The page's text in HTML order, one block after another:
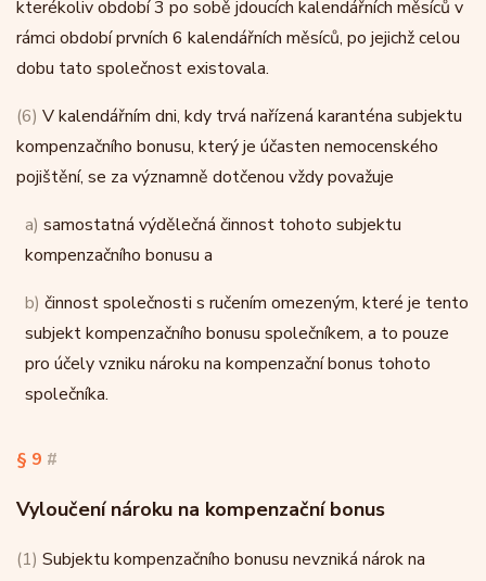
kterékoliv období 3 po sobě jdoucích kalendářních měsíců v
rámci období prvních 6 kalendářních měsíců, po jejichž celou
dobu tato společnost existovala.
(6) V kalendářním dni, kdy trvá nařízená karanténa subjektu
kompenzačního bonusu, který je účasten nemocenského
pojištění, se za významně dotčenou vždy považuje
a) samostatná výdělečná činnost tohoto subjektu
kompenzačního bonusu a
b) činnost společnosti s ručením omezeným, které je tento
subjekt kompenzačního bonusu společníkem, a to pouze
pro účely vzniku nároku na kompenzační bonus tohoto
společníka.
§ 9 #
Vyloučení nároku na kompenzační bonus
(1) Subjektu kompenzačního bonusu nevzniká nárok na